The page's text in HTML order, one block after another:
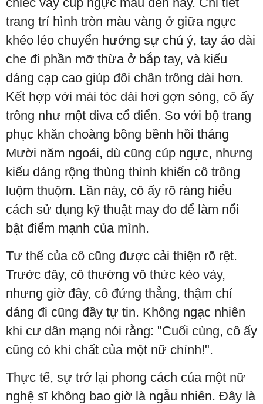
trang trí hình tròn màu vàng ở giữa ngực
khéo léo chuyển hướng sự chú ý, tay áo dài
che đi phần mỡ thừa ở bắp tay, và kiểu
dáng cạp cao giúp đôi chân trông dài hơn.
Kết hợp với mái tóc dài hơi gợn sóng, cô ấy
trông như một diva cổ điển. So với bộ trang
phục khăn choàng bồng bềnh hồi tháng
Mười năm ngoái, dù cũng cúp ngực, nhưng
kiểu dáng rộng thùng thình khiến cô trông
luộm thuộm. Lần này, cô ấy rõ ràng hiểu
cách sử dụng kỹ thuật may đo để làm nổi
bật điểm mạnh của mình.
Tư thế của cô cũng được cải thiện rõ rệt.
Trước đây, cô thường vô thức kéo váy,
nhưng giờ đây, cô đứng thẳng, thậm chí
dáng đi cũng đầy tự tin. Không ngạc nhiên
khi cư dân mạng nói rằng: "Cuối cùng, cô ấy
cũng có khí chất của một nữ chính!".
Thực tế, sự trở lại phong cách của một nữ
nghệ sĩ không bao giờ là ngẫu nhiên. Đây là